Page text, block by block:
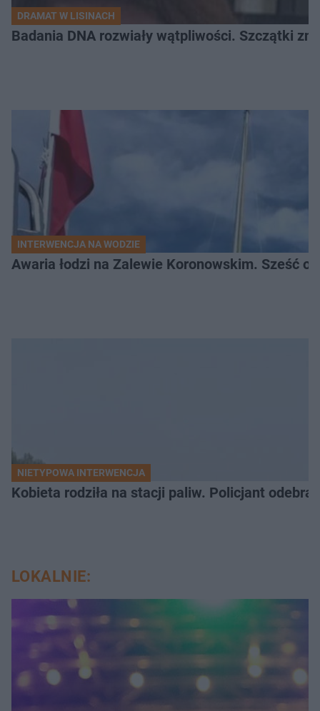
DRAMAT W LISINACH
Badania DNA rozwiały wątpliwości. Szczątki
INTERWENCJA NA WODZIE
Awaria łodzi na Zalewie Koronowskim. Sześć
NIETYPOWA INTERWENCJA
Kobieta rodziła na stacji paliw. Policjant
LOKALNIE: